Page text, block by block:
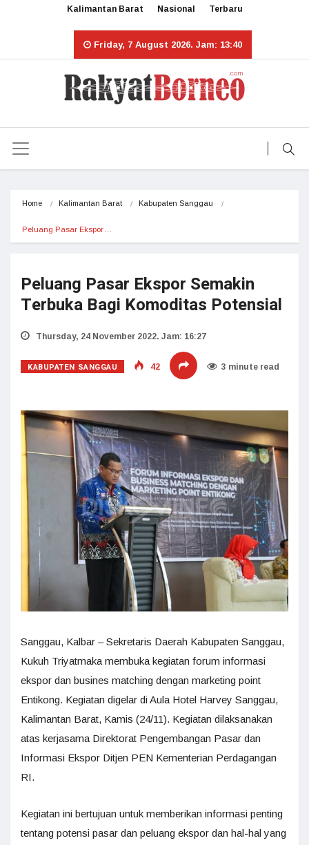
Kalimantan Barat Nasional Terbaru
Friday, 7 August 2026. Jam: 13:40
Home Kalimantan Barat Kabupaten Sanggau
Peluang Pasar Ekspor…
Peluang Pasar Ekspor Semakin
Terbuka Bagi Komoditas Potensial
Thursday, 24 November 2022. Jam: 16:27
KABUPATEN SANGGAU 42 3 minute read
Sanggau, Kalbar – Sekretaris Daerah Kabupaten Sanggau,
Kukuh Triyatmaka membuka kegiatan forum informasi
ekspor dan busines matching dengan marketing point
Entikong. Kegiatan digelar di Aula Hotel Harvey Sanggau,
Kalimantan Barat, Kamis (24/11). Kegiatan dilaksanakan
atas kerjasama Direktorat Pengembangan Pasar dan
Informasi Ekspor Ditjen PEN Kementerian Perdagangan
RI.
Kegiatan ini bertujuan untuk memberikan informasi penting
tentang potensi pasar dan peluang ekspor dan hal-hal yang